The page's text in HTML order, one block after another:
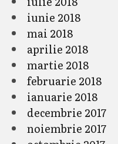
iunie 2018
mai 2018
aprilie 2018
martie 2018
februarie 2018
ianuarie 2018
decembrie 2017
noiembrie 2017